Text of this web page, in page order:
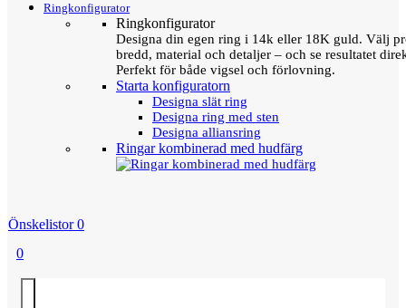
Ringkonfigurator
Ringkonfigurator
Designa din egen ring i 14k eller 18K guld. Välj
bredd, material och detaljer – och se resultatet
Perfekt för både vigsel och förlovning.
Starta konfiguratorn
Designa slät ring
Designa ring med sten
Designa alliansring
Ringar kombinerad med hudfärg
Önskelistor 0
0